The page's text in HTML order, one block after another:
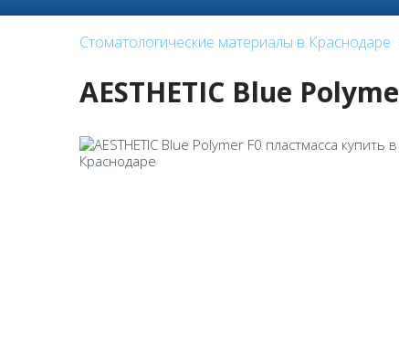
Стоматологические материалы в Краснодаре
AESTHETIC Blue